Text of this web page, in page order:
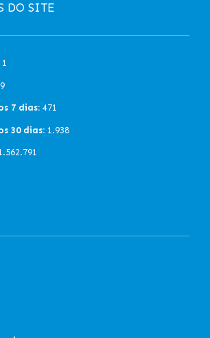
DO SITE
1
7 dias: 471
30 dias: 1.938